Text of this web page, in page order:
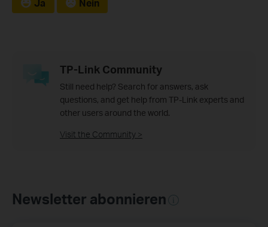
Ja Nein
TP-Link Community
Still need help? Search for answers, ask
questions, and get help from TP-Link experts and
other users around the world.
Visit the Community >
Newsletter abonnieren